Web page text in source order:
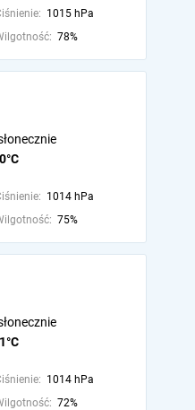
1015 hPa
78%
1014 hPa
75%
1014 hPa
72%